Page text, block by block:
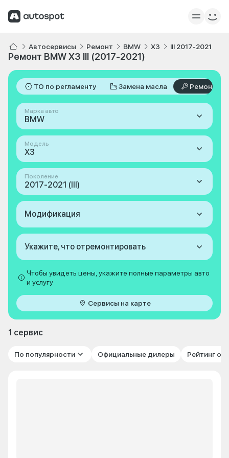
Автосервисы Ремонт BMW X3 III 2017-2021
Ремонт BMW X3 III (2017-2021)
ТО по регламенту Замена масла Ремонт
Марка авто
BMW
Модель
X3
Поколение
2017-2021 (III)
Модификация
Укажите, что отремонтировать
Чтобы увидеть цены, укажите полные параметры авто
и услугу
Сервисы на карте
1 сервис
По популярности Официальные дилеры Рейтинг